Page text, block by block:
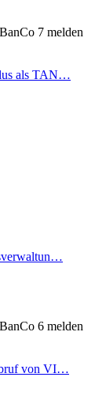
7 melden
als TAN…
6 melden
von VI…